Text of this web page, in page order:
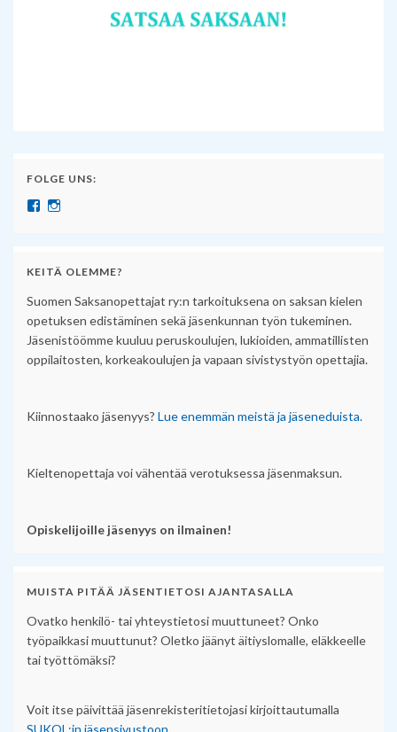
FOLGE UNS:
Näytä SuomenSaksanopettajat:n profiili Facebook palvelussa
KEITÄ OLEMME?
Suomen Saksanopettajat ry:n tarkoituksena on saksan kielen
opetuksen edistäminen sekä jäsenkunnan työn tukeminen.
Jäsenistöömme kuuluu peruskoulujen, lukioiden, ammatillisten
oppilaitosten, korkeakoulujen ja vapaan sivistystyön opettajia.
Kiinnostaako jäsenyys? Lue enemmän meistä ja jäseneduista.
Kieltenopettaja voi vähentää verotuksessa jäsenmaksun.
Opiskelijoille jäsenyys on ilmainen!
MUISTA PITÄÄ JÄSENTIETOSI AJANTASALLA
Ovatko henkilö- tai yhteystietosi muuttuneet? Onko
työpaikkasi muuttunut? Oletko jäänyt äitiyslomalle, eläkkeelle
tai työttömäksi?
Voit itse päivittää jäsenrekisteritietojasi kirjoittautumalla
SUKOL:in jäsensivustoon.